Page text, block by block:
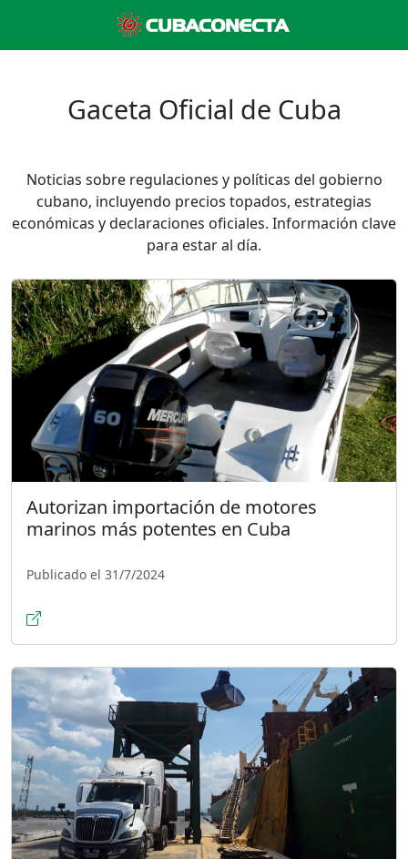
Gaceta Oficial de Cuba
Noticias sobre regulaciones y políticas del gobierno
cubano, incluyendo precios topados, estrategias
económicas y declaraciones oficiales. Información clave
para estar al día.
Autorizan importación de motores
marinos más potentes en Cuba
Publicado el 31/7/2024